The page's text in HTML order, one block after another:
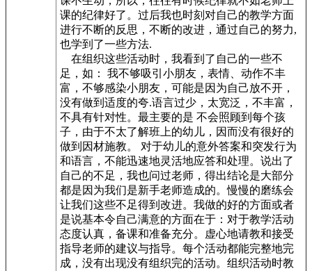
课的纪律好了。过后我也时刻对自己的教学方面
进行不断的反思，不断的改进，通过自己的努力,
也学到了一些方法.
在组织这些活动时，我看到了自己的一些不
足，如： 我不够吸引小朋友，表情、动作不丰
富，不够感染小朋友，可能是因为自己放不开，
没有做到适度的夸.语言过少，太宽泛，不丰富，
不具有针对性。最主要的是 不会照顾到每个孩
子，由于不太了解班上的幼儿，因而没有很好的
做到因材施教。 对于幼儿的意外答案和突发行为
和语言，不能迅速地灵活地应答和处理。说出了
自己的不足，我也问过老师，得出结论是大部分
都是因为我们是新手老师造成的。慢慢的磨练会
让我们这些不足得到改进。我做的好的方面或者
是说基本令自己满意的方面在于：对于教学活动
态度认真，备课和准备充分。虚心地请教和接受
指导老师的建议与指导。每个活动都能完整地完
成，没有出现没有组织完的活动。组织活动时教